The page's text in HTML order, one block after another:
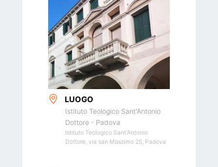
LUOGO
Istituto Teologico Sant'Antonio
Dottore - Padova
Istituto Teologico Sant'Antonio
Dottore, via san Massimo 25, Padova